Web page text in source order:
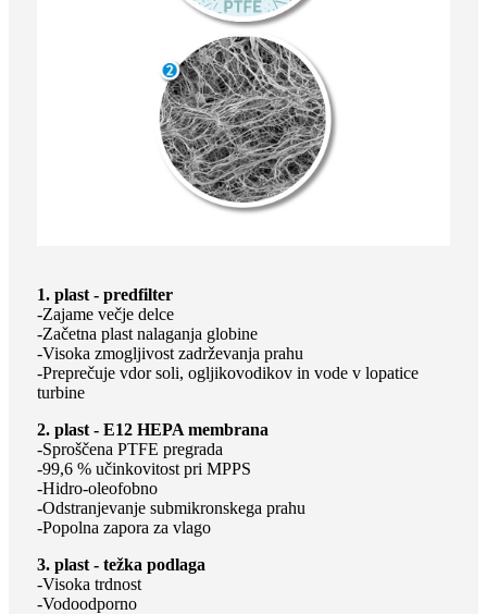
1. plast - predfilter
-Zajame večje delce
-Začetna plast nalaganja globine
-Visoka zmogljivost zadrževanja prahu
-Preprečuje vdor soli, ogljikovodikov in vode v lopatice
turbine
2. plast - E12 HEPA membrana
-Sproščena PTFE pregrada
-99,6 % učinkovitost pri MPPS
-Hidro-oleofobno
-Odstranjevanje submikronskega prahu
-Popolna zapora za vlago
3. plast - težka podlaga
-Visoka trdnost
-Vodoodporno